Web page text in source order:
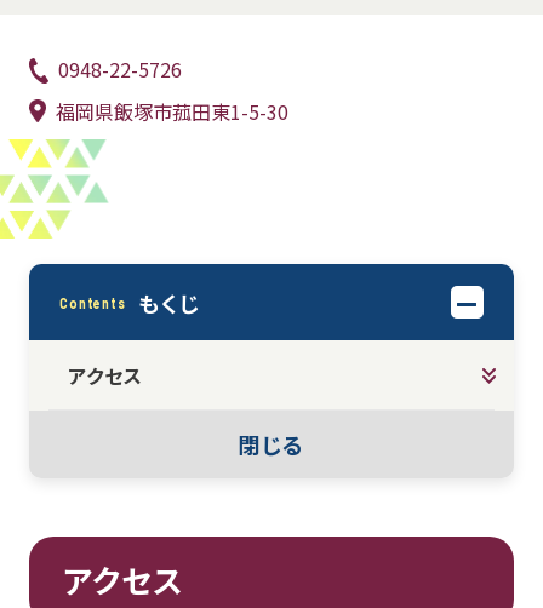
0948-22-5726
福岡県飯塚市菰田東1-5-30
Contents もくじ
アクセス
閉じる
アクセス